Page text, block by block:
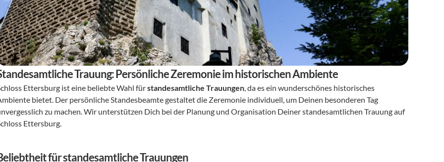
Trauung: Persönliche Zeremonie im historischen Ambiente
Ettersburg ist eine beliebte Wahl für standesamtliche Trauungen, da es ein wunderschönes historisches
bietet. Der persönliche Standesbeamte gestaltet die Zeremonie individuell, um Deinen besonderen Tag
zu machen. Wir unterstützen Dich bei der Planung und Organisation Deiner standesamtlichen Trauung auf
Ettersburg.
für standesamtliche Trauungen